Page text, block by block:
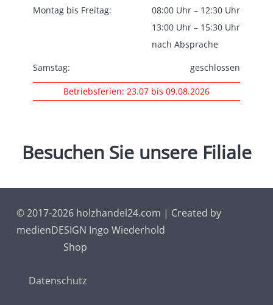
Montag bis Freitag:
08:00 Uhr – 12:30 Uhr
13:00 Uhr – 15:30 Uhr
nach Absprache
Samstag:
geschlossen
Betriebsferien: 23.07 bis 09.08.2026
Besuchen Sie unsere Filiale
© 2017-2026 holzhandel24.com | Created by
medienDESIGN Ingo Wiederhold
Shop
Datenschutz